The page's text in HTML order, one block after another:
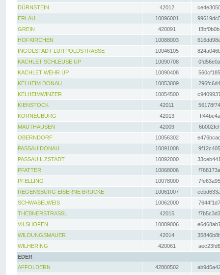
DÜRNSTEIN
42012
ERLAU
10096001
GREIN
420091
HOFKIRCHEN
10088003
INGOLSTADT LUITPOLDSTRASSE
10046105
KACHLET SCHLEUSE UP
10090708
KACHLET WEHR UP
10090408
KELHEIM DONAU
10053009
KELHEIMWINZER
10054500
KIENSTOCK
42011
KORNEUBURG
42013
MAUTHAUSEN
42009
OBERNDORF
10056302
PASSAU DONAU
10091008
PASSAU ILZSTADT
10092000
PFATTER
10068006
PFELLING
10078000
REGENSBURG EISERNE BRÜCKE
10061007
SCHWABELWEIS
10062000
THEBNERSTRASSL
42015
VILSHOFEN
10089006
WILDUNGSMAUER
42014
WILHERING
420061
EDER
AFFOLDERN
42800502